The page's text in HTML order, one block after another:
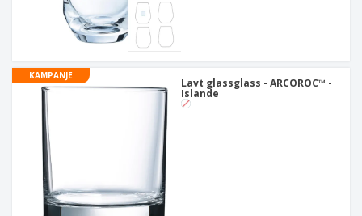
KAMPANJE
Lavt glassglass - ARCOROC™ -
Islande